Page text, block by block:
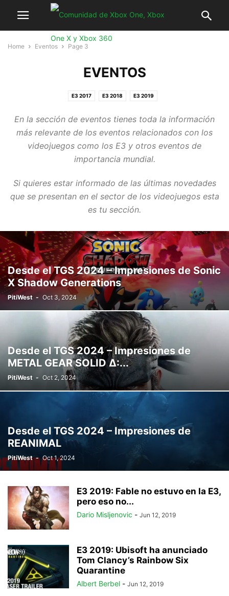
Home Eventos Page 3
EVENTOS
E3 2017 E3 2018 E3 2019
En la sección de eventos tienes toda la información
más relevante de los eventos relacionados con los
videojuegos como los E3 y otros eventos de
importancia mundial.
Si quieres estar informado de las últimas novedades
que se presentan en el sector de los videojuegos esta
es tu sección.
Desde el TGS 2024 – Impresiones de Sonic
X Shadow Generations
PitiWest - Oct 3, 2024
Desde el TGS 2024 – Impresiones de
METAL GEAR SOLID Δ:...
PitiWest - Oct 2, 2024
Desde el TGS 2024 – Impresiones de
REANIMAL
PitiWest - Oct 1, 2024
E3 2019: Fable no estuvo en la E3,
pero eso no...
Dario Misljenovic - Jun 12, 2019
E3 2019: Ubisoft ha anunciado
Tom Clancy’s Rainbow Six
Quarantine
Albert Berbel - Jun 12, 2019